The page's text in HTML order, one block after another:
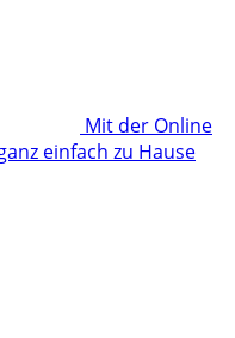
Mit der Online
einfach zu Hause